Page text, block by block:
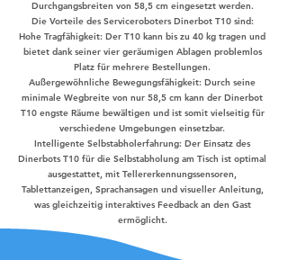
Durchgangsbreiten von 58,5 cm eingesetzt werden.
Die Vorteile des Serviceroboters Dinerbot T10 sind:
Hohe Tragfähigkeit: Der T10 kann bis zu 40 kg tragen und
bietet dank seiner vier geräumigen Ablagen problemlos
Platz für mehrere Bestellungen.
Außergewöhnliche Bewegungsfähigkeit: Durch seine
minimale Wegbreite von nur 58,5 cm kann der Dinerbot
T10 engste Räume bewältigen und ist somit vielseitig für
verschiedene Umgebungen einsetzbar.
Intelligente Selbstabholerfahrung: Der Einsatz des
Dinerbots T10 für die Selbstabholung am Tisch ist optimal
ausgestattet, mit Tellererkennungssensoren,
Tablettanzeigen, Sprachansagen und visueller Anleitung,
was gleichzeitig interaktives Feedback an den Gast
ermöglicht.